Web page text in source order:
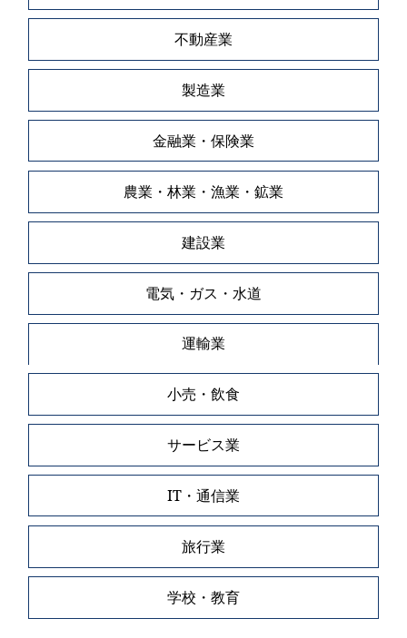
不動産業
製造業
金融業・保険業
農業・林業・漁業・鉱業
建設業
電気・ガス・水道
運輸業
小売・飲食
サービス業
IT・通信業
旅行業
学校・教育